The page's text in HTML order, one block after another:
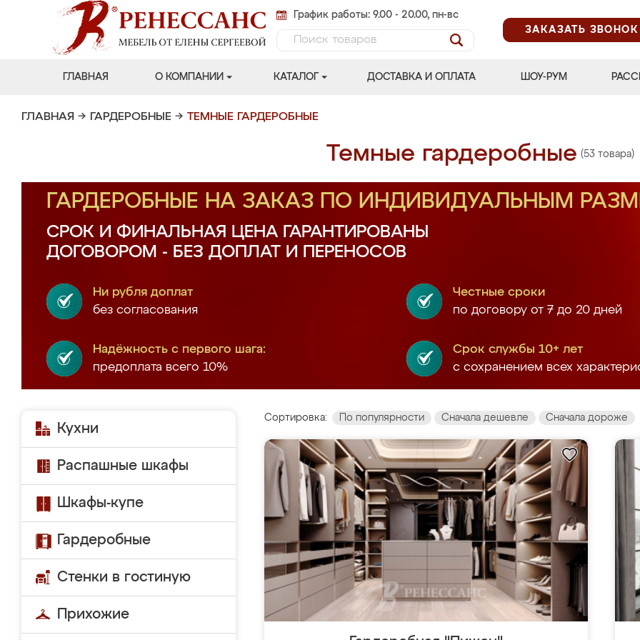
График работы: 9.00 - 20.00, пн-вс
ЗАКАЗАТЬ ЗВОНОК
ГЛАВНАЯ О КОМПАНИИ КАТАЛОГ ДОСТАВКА И ОПЛАТА ШОУ-РУМ
ГЛАВНАЯ → ГАРДЕРОБНЫЕ → ТЕМНЫЕ ГАРДЕРОБНЫЕ
Темные гардеробные (53 товара)
ГАРДЕРОБНЫЕ НА ЗАКАЗ ПО ИНДИВИДУАЛЬНЫМ
СРОК И ФИНАЛЬНАЯ ЦЕНА ГАРАНТИРОВАНЫ
ДОГОВОРОМ - БЕЗ ДОПЛАТ И ПЕРЕНОСОВ
Ни рубля доплат
без согласования
Честные сроки
по договору от 7 до 20 дней
Надёжность с первого шага:
предоплата всего 10%
Срок службы 10+ лет
с сохранением всех
Кухни
Распашные шкафы
Шкафы-купе
Гардеробные
Стенки в гостиную
Прихожие
Сортировка: По популярности Сначала дешевле Сначала дороже